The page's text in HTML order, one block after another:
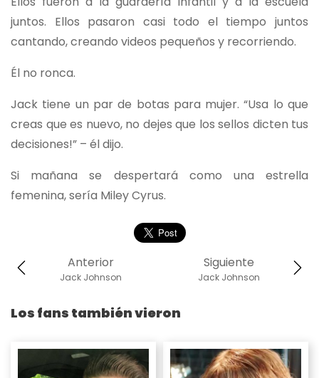
juntos. Ellos pasaron casi todo el tiempo juntos
cantando, creando videos pequeños y recorriendo.
Él no ronca.
Jack tiene un par de botas para mujer. “Usa lo que
creas que es nuevo, no dejes que los sellos dicten tus
decisiones!” – él dijo.
Si mañana se despertará como una estrella
femenina, sería Miley Cyrus.
Siguiente
Jack Johnson
Anterior
Jack Johnson
Los fans también vieron